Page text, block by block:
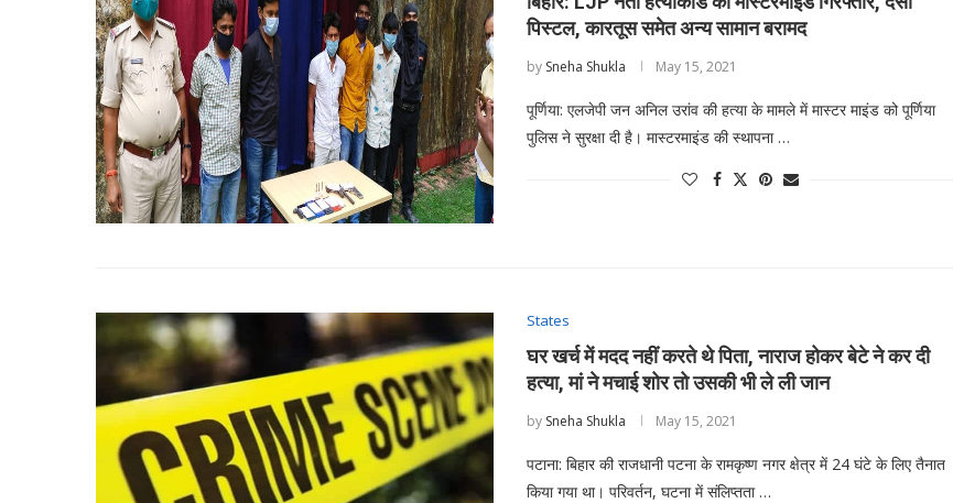
पिस्टल, कारतूस समेत अन्य सामान बरामद
by Sneha Shukla May 15, 2021
पूर्णिया: एलजेपी जन अनिल उरांव की हत्या के मामले में मास्टर माइंड को पूर्णिया
पुलिस ने सुरक्षा दी है। मास्टरमाइंड की स्थापना …
States
घर खर्च में मदद नहीं करते थे पिता, नाराज होकर बेटे ने कर दी
हत्या, मां ने मचाई शोर तो उसकी भी ले ली जान
by Sneha Shukla May 15, 2021
पटाना: बिहार की राजधानी पटना के रामकृष्ण नगर क्षेत्र में 24 घंटे के लिए तैनात
किया गया था। परिवर्तन, घटना में संलिप्तता …